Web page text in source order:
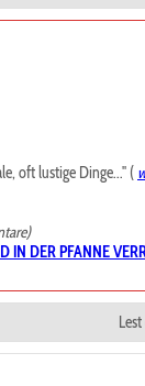
oft lustige Dinge..." (
IN DER PFANNE